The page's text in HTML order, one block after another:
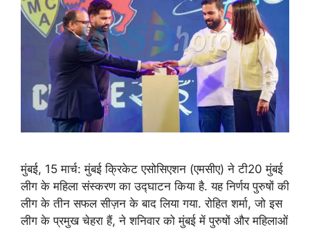
मुंबई, 15 मार्च: मुंबई क्रिकेट एसोसिएशन (एमसीए) ने टी20 मुंबई
लीग के महिला संस्करण का उद्घाटन किया है. यह निर्णय पुरुषों की
लीग के तीन सफल सीज़न के बाद लिया गया. रोहित शर्मा, जो इस
लीग के प्रमुख चेहरा हैं, ने शनिवार को मुंबई में पुरुषों और महिलाओं